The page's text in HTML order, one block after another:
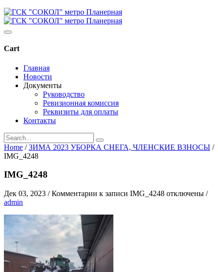
Cart
Главная
Новости
Документы
Руководство
Ревизионная комиссия
Реквизиты для оплаты
Контакты
Home / ЗИМА 2023 УБОРКА СНЕГА, ЧЛЕНСКИЕ ВЗНОСЫ /
IMG_4248
IMG_4248
Дек 03, 2023 /Комментарии к записи IMG_4248 отключены /
admin